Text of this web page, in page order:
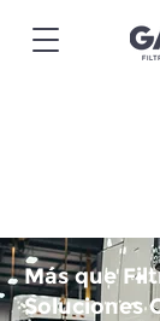
Más que
Soluciones